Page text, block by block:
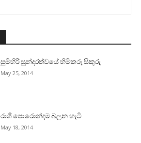
සුමිහිරි සුන්දරත්වයේ හිමිකරු සිකුරු
May 25, 2014
රාශි පොරොන්දම බලන හැටි
May 18, 2014